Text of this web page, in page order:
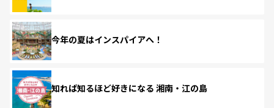
今年の夏はインスパイアへ！
知れば知るほど好きになる 湘南・江の島